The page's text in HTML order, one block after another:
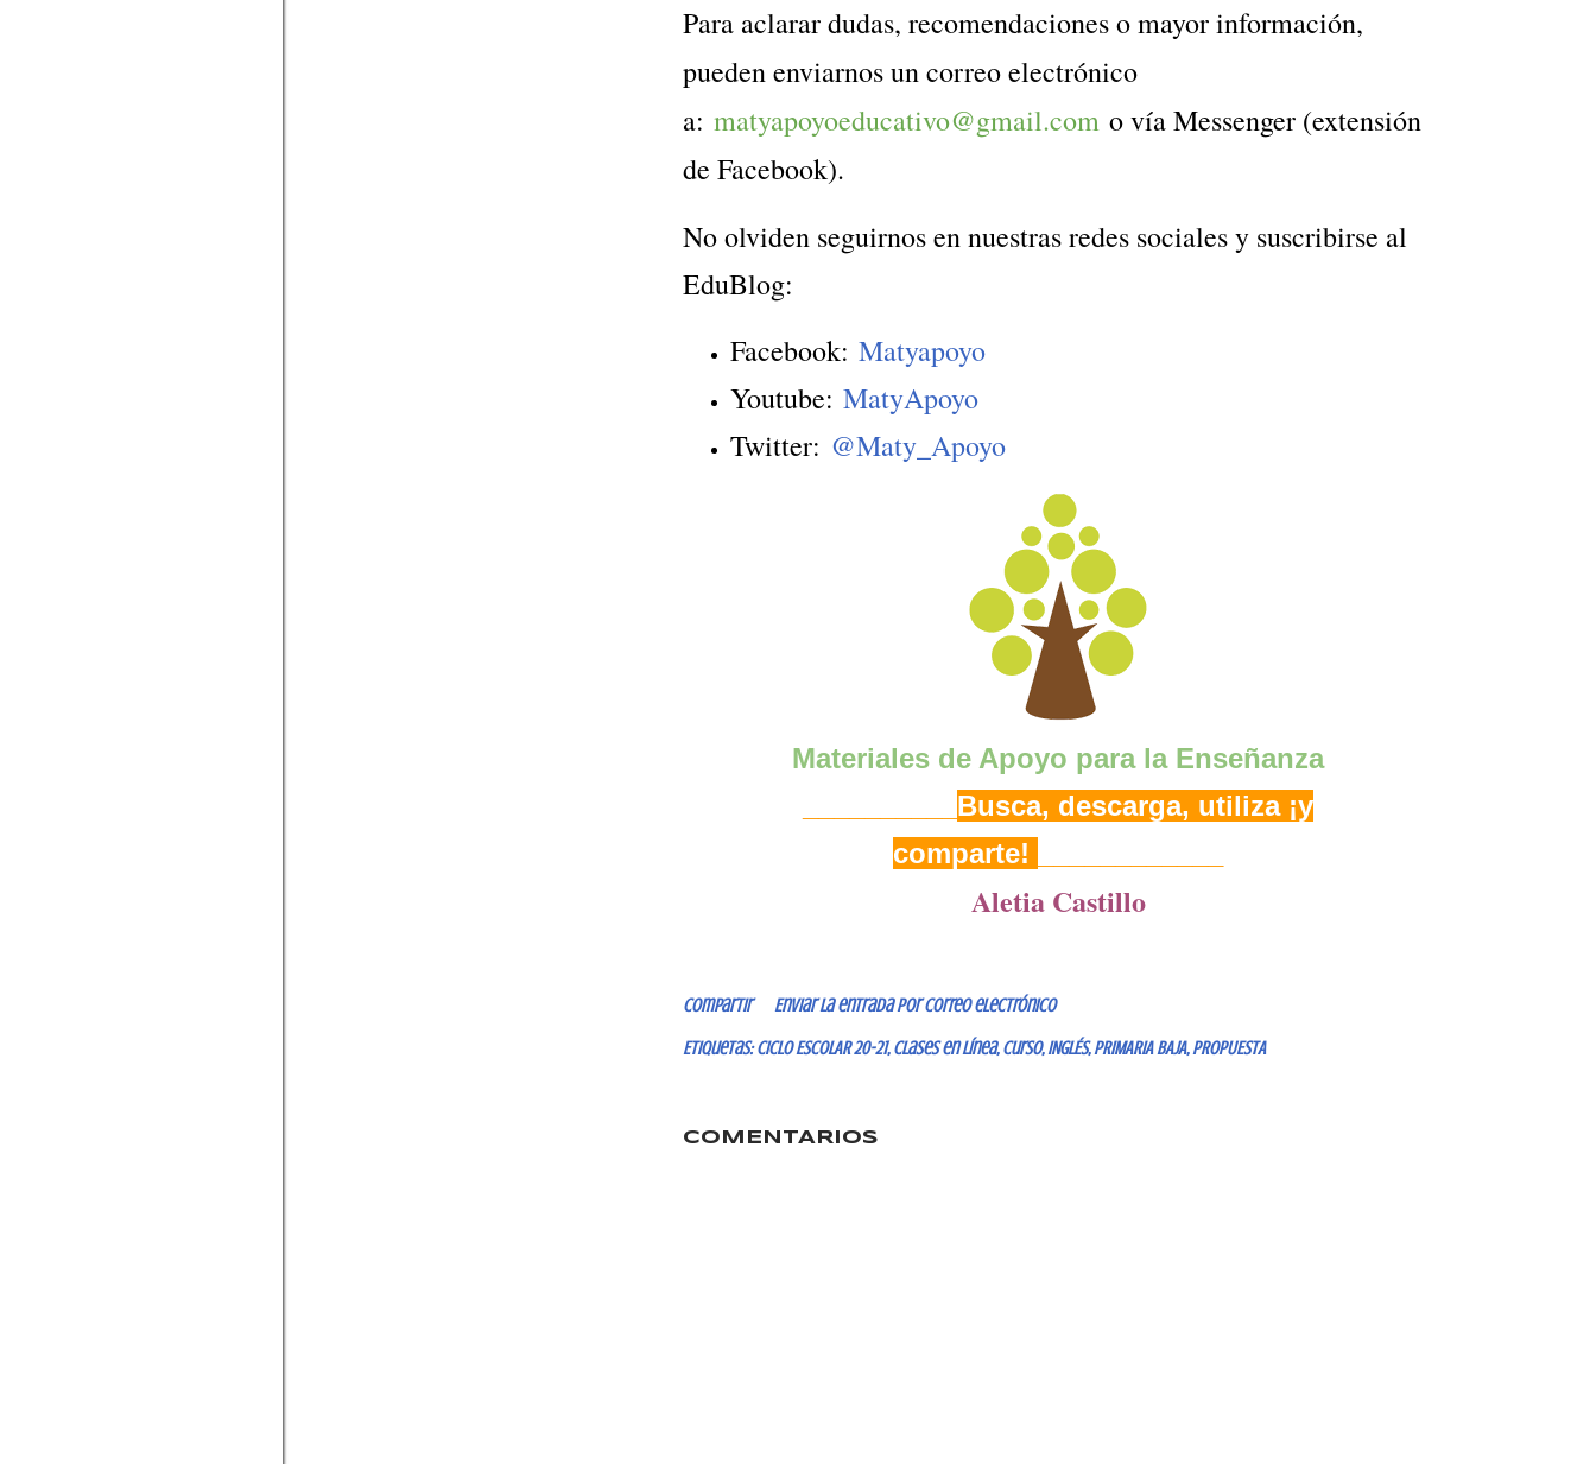
Para aclarar dudas, recomendaciones o mayor información,
pueden enviarnos un correo electrónico
a: matyapoyoeducativo@gmail.com o vía Messenger (extensión
de Facebook).
No olviden seguirnos en nuestras redes sociales y suscribirse al
EduBlog:
Facebook: Matyapoyo
Youtube: MatyApoyo
Twitter: @Maty_Apoyo
Materiales de Apoyo para la Enseñanza
Busca, descarga, utiliza ¡y
comparte!
Aletia Castillo
Compartir
Enviar la entrada por correo electrónico
Etiquetas: CICLO ESCOLAR 20-21 clases en línea curso INGLÉS PRIMARIA BAJA PROPUESTA
COMENTARIOS